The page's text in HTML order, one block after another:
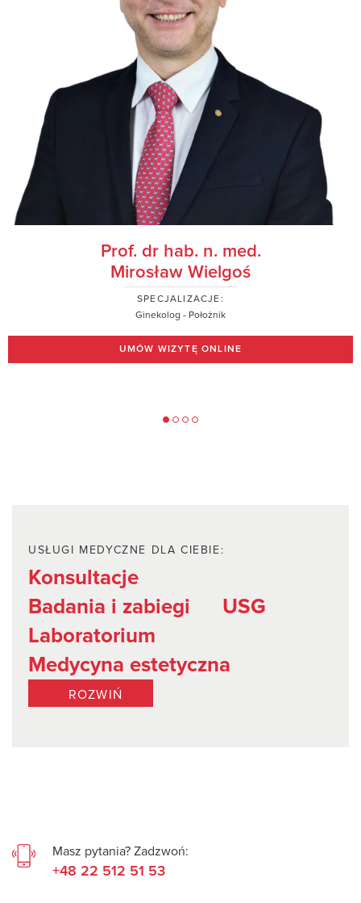
Prof. dr hab. n. med.
Mirosław Wielgoś
SPECJALIZACJE:
Ginekolog - Położnik
UMÓW WIZYTĘ ONLINE
USŁUGI MEDYCZNE DLA CIEBIE:
Konsultacje
Badania i zabiegi
USG
Laboratorium
Medycyna estetyczna
ROZWIŃ
Masz pytania? Zadzwoń:
+48 22 512 51 53